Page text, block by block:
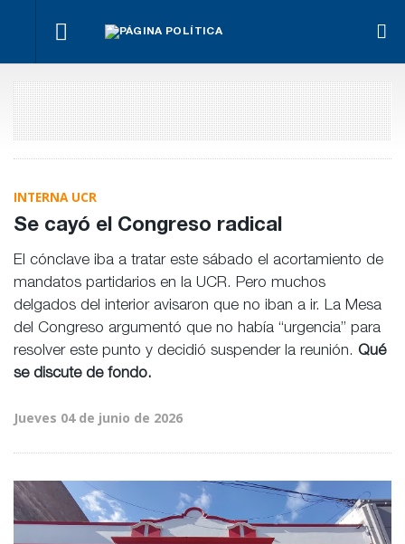
las
puertas
al
debate
interno
Mónica
Fein y sin
Rossi,
asumió la
nueva
conducción
oficialismo
busca
proteger
la reforma
previsional
necesario,
aunque
sea lo más
difícil
¿Posible
con el
Poder
Judicial?
INTERNA UCR
Se cayó el Congreso radical
El cónclave iba a tratar este sábado el acortamiento de
mandatos partidarios en la UCR. Pero muchos
delgados del interior avisaron que no iban a ir. La Mesa
del Congreso argumentó que no había “urgencia” para
resolver este punto y decidió suspender la reunión. Qué
se discute de fondo.
Jueves 04 de junio de 2026